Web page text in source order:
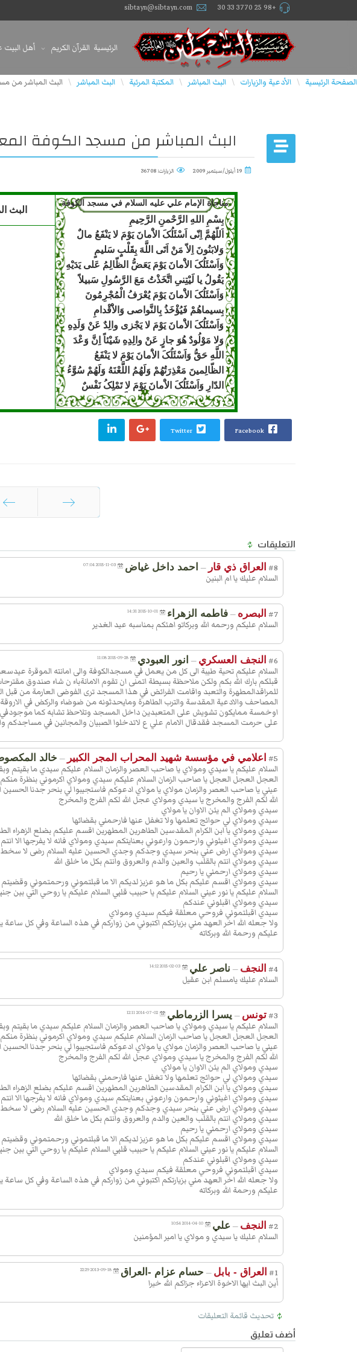
+98 25 3770 33 30
sibtayn@sibtayn.com
الرئيسية القرآن الكريم أهل البيت
الصفحة الرئيسية \ الأدعية والزيارات \ البث المباشر \ المكتبة المرئية \ البث المباشر \ البث المباشر من
البث المباشر من مسجد الكوفة
19 أيلول/سبتمبر 2009 الزيارات: 36708
مناجاة الإمام علي عليه السلام في مسجد الكوفة
بِسْمِ اللهِ الرَّحْمنِ الرَّحِیمِ
اَللّهُمَّ اِنّى اَسْئَلُکَ الاَْمانَ یَوْمَ لا یَنْفَعُ مالٌ
وَلابَنُونَ اِلاّ مَنْ اَتَى اللَّهَ بِقَلْبٍ سَلیمٍ
وَاَسْئَلُکَ الاَْمانَ یَوْمَ یَعَضُّ الظّالِمُ عَلى یَدَیْهِ
یَقُولُ یا لَیْتِنىِ اتَّخَذْتُ مَعَ الرَّسُولِ سَبیلاً
وَاَسْئَلُکَ الاَْمانَ یَوْمَ یُعْرَفُ الْمُجْرِمُونَ
بِسیماهُمْ فَیُؤْخَذُ بِالنَّواصى وَالاَْقْدامِ
وَاَسْئَلُکَ الاَْمانَ یَوْمَ لا یَجْزى والِدٌ عَنْ وَلَدِهِ
وَلا مَوْلُودٌ هُوَ جازٍ عَنْ والِدِهِ شَیْئاً اِنَّ وَعْدَ
اللَّهِ حَقُّ وَاَسْئَلُکَ الاَْمانَ یَوْمَ لا یَنْفَعُ
الظّالِمینَ مَعْذِرَتُهُمْ وَلَهُمُ اللَّعْنَهُ وَلَهُمْ سُوَّءُ
الدّارِ وَاَسْئَلُکَ الاَْمانَ یَوْمَ لا تَمْلِکُ نَفْسٌ
لِنَفْسٍ شَیْئاً وَالاَْمْرُ یَوْمَئِذٍ لِلَّهِ وَاَسْئَلُکَ
الاَْمانَ یَوْمَ یَفِرُّ الْمَرْءُ مِنْ اَخیهِ وَاُمِّهِ وَاَبیهِ
وَصاحِبَتِهِ وَبَنیهِ لِکُلِّ امْرِئٍ مِنْهُمْ یَوْمَئِذٍ
فِى الاَْرْضِ جَمیعاً ثُمَّ یُنْجیهِ کَلاّ اِنَّها لَظى
نَزّاعَهً لِلشَّوى مَوْلاىَ یا مَوْلاىَ اَنْتَ الْمَوْلى
وَاَ نَا الْعَبْدُ وَهَلْ یَرْحَمُ الْعَبْدَ اِلا الْمَوْلى
وَهَلْ یَرْحَمُ الْمَمْلُوکَ اِلا الْمالِکُ مَوْلاىَ یا
مَوْلاىَ اَنْتَ الْعَزیزُ وَاَ نَا الذَّلیلُ وَهَلْ یَرْحَمُ
الذَّلیلَ اِلا الْعَزیزُ مَوْلاىَ یا مَوْلاىَ اَنْتَ
الْخالِقُ وَاَ نَا الْمَخْلُوقُ وَهَلْ یَرْحَمُ الْمَخْلُوقَ
اِلا الْخالِقُ مَوْلاىَ یا مَوْلاىَ اَنْتَ الْعَظیمُ وَاَ
نَا الْحَقیرُ وَهَلْ یَرْحَمُ الْحَقیرَ اِلا الْعَظیمُ
مَوْلاىَ یا مَوْلاىَ اَنْتَ الْقَوِىُّ وَاَ نَا الضَّعیفُ
وَهَلْ یَرْحَمُ الضَّعیفَ اِلا الْقَوِىُّ مَوْلاىَ یا
مَوْلاىَ اَنْتَ الْغَنِىُّ وَاَ نَا الْفَقیرُ وَهَلْ یَرْحَمُ
الْفَقیرَ اِلا الْغَنِىُّ مَوْلاىَ یا مَوْلاىَ اَنْتَ
الْمُعْطى وَاَنَا السّاَّئِلُ وَهَلْ یَرْحَمُ السّاَّئِلَ اِلا
الْمُعْطى مَوْلاىَ یا مَوْلاىَ اَنْتَ الْحَىُّ وَاَ نَا
الْمَیِّتُ وَهَلْ یَرْحَمُ الْمَیِّتَ اِلا الْحَىُّ مَوْلاىَ یا
مَوْلاىَ اَنْتَ الْباقى وَاَ نَا الْفانى وَ هَلْ یَرْحَمُ
الْفانىَ اِلا الْباقى مَوْلاىَ یا مَوْلاىَ اَنْتَ
الدّاَّئِمُ وَاَ نَا الزّاَّئِلُ وَهَلْ یَرْحَمُ الزّآئِلَ اِلا
الدَّّائِمُ مَوْلا ىَ یا مَوْلاىَ اَنْتَ الرّازِقُ وَاَ نَا
الْمَرْزُوقُ وَهَلْ یَرْحَمُ الْمَرْزُوقَ اِلا الرّازِقُ
مَوْلاىَ یا مَوْلاىَ اَنْتَالْجَوادُ وَاَ نَاالْبَخیلُ وَهَلْ
یَرْحَمُ الْبَخیلَ اِلا الْجَوادُ مَوْلاىَ یامَوْلاىَ اَنْتَ
الْمُعافى وَاَ نَا الْمُبْتَلى وَهَلْ یَرْحَمُ الْمُبْتَلى
اِلا الْمُعافى مَوْلاىَ یا مَوْلاىَ اَنْتَ الْکَبیرُ وَاَ
نَا الصَّغیرُ وَهَلْ یَرْحَمُ الصَّغیرَ اِلا الْکَبیرُ
مَوْلاىَ یا مَوْلاىَ اَنْتَ الْهادى وَاَ نَا الضّاَّلُّ
وَهَلْ یَرْحَمُ الضّاَّلَّ اِلا الْهادى مَوْلاىَ
یامَوْلاىَ اَنْتَ الرَّحْمنُ وَاَ نَا الْمَرْحُومُ وَهَلْ
اَنْتَ السُّلْطانُ وَاَ نَا الْمُمْتَحَنُ وَهَلْ یَرْحَمُ
الْمُمْتَحَنَ اِلا السُّلْطانُ مَوْلاىَ یا مَوْلاىَ اَنْتَ
الدَّلیلُ وَاَ نَا الْمُتَحَیِّرُ وَهَلْ یَرْحَمُ الْمُتَحَیِّرَ اِلا
الدَّلیلُ مَوْلاىَ یا مَوْلاىَ اَنْتَ الْغَفُورُ وَاَ نَا
الْمُذْنِبُ وَهَلْ یَرْحَمُ الْمُذْنِبَ اِلا الْغَفُورُ
مَوْلاىَ یا مَوْلاىَ اَنْتَ الْغالِبُ وَاَ نَا الْمَغْلُوبُ
وَهَلْ یَرْحَمُ الْمَغْلُوبَ اِلا الْغالِبُ مَوْلاىَ یا
مَوْلاىَ اَنْتَ الرَّبُّ وَاَ نَا الْمَرْبُوبُ وَهَلْ یَرْحَمُ
الْمَرْبُوبَ اِلا الرَّبُّ مَوْلاىَ یا مَوْلاىَ اَنْتَ
الْمُتَکَبِّرُ وَاَ نَا الْخاشِعُ وَهَلْ یَرْحَمُ الْخاشِعَ اِلا
الْمُتَکَبِّرُ مَوْلاىَ یا مَوْلاىَ اِرْحَمْنى بِرَحْمَتِکَ
وَارْضَ عَنّى بِجُودِکَ وَکَرَمِکَ وَفَضْلِکَ یا
ذَاالْجُودِ وَالاِْحْسانِ وَالطَّوْلِ وَالاِْمْتِنانِ
بِرَحْمَتِکَ یا اَرْحَمَ الرّاحِمینَ
البث
التعليقات
#8 العراق ذي قار — احمد داخل غياض 2015-11-03 07:04
السلام عليك يا ام البنين
#7 البصره — فاطمه الزهراء 2015-10-01 14:31
السلام عليكم ورحمه الله وبركاتو اهئكم بمناسبه عيد الغدير
#6 النجف العسكري — انور العبودي 2015-09-28 11:08
السلام عليكم تحية طيبة الى كل من يعمل في مسجدالكوفة والى امانته الموقرة
قبلكم بارك الله بكم ولكن ملاحظة بسيطة اتمنى ان تقوم الامانةباء ن شاء صندوق
للمراقدالمطهرة والتعبد واقامت الفرائض في هذا المسجد ترى الفوضى العارمة من
المصاحف والادعية المقدسة والترب الطاهرة ومايحدثونه من ضوضاء والركض في
اوخمسة ممايكون تشويش على المتعبدين داخل المسجد وتلاحظ تشابه كما موجودفي
على حرمت المسجد فقدقال الامام علي ع لاتدخلوا الصبيان والمجانين في مساجدكم
#5 اعلامي في مؤسسة شهيد المحراب المجر الكبير — خالد
السلام عليكم يا سيدي ومولاي يا صاحب العصر والزمان السلام عليكم سيدي ما بقيتم
العجل العجل العجل يا صاحب الزمان السلام عليكم سيدي ومولاي اكرموني بنظرة
عيني يا صاحب العصر والزمان مولاي يا مولاي ادعوكم فاستجيبوا لي بنحر جدنا
الله لكم الفرج والمخرج يا سيدي ومولاي عجل الله لكم الفرج والمخرج
سيدي ومولاي الم يئن الاوان يا مولاي
سيدي ومولاي لي حوائج تعلمها ولا تغفل عنها فارحمني بقضائها
سيدي ومولاي يا ابن الكرام المقدسين الطاهرين المطهرين اقسم عليكم بضلع الزهراء
سيدي ومولاي اغيثوني وارحمون وارعوني بعنايتكم سيدي ومولاي فانه لا يفرجها الا انتم
سيدي ومولاي ارض عني بنحر سيدي وجدكم وجدي الحسين عليه السلام رضى لا
سيدي ومولاي انتم بالقلب والعين والدم والعروق وانتم بكل ما خلق الله
سيدي ومولاي ارحمني يا رحيم
سيدي ومولاي اقسم عليكم بكل ما هو عزيز لديكم الا ما قبلتموني ورحمتموني
السلام عليكم يا نور عيني السلام عليكم يا حبيب قلبي السلام عليكم يا روحي التي بين
سيدي ومولاي اقبلوني عندكم
سيدي اقبلتموني فروحي معلقة فيكم سيدي ومولاي
ولا جعله الله اخر العهد مني بزيارتكم اكتبوني من زواركم في هذه الساعة وفي كل ساعة
عليكم ورحمة الله وبركاته
#4 النجف — ناصر علي 2015-02-03 14:12
السلام عليك يامسلم ابن عقيل
#3تونس — يسرا الزرماطي 2014-07-02 12:11
السلام عليكم يا سيدي ومولاي يا صاحب العصر والزمان السلام عليكم سيدي ما بقيتم
العجل العجل العجل يا صاحب الزمان السلام عليكم سيدي ومولاي اكرموني بنظرة
عيني يا صاحب العصر والزمان مولاي يا مولاي ادعوكم فاستجيبوا لي بنحر جدنا
الله لكم الفرج والمخرج يا سيدي ومولاي عجل الله لكم الفرج والمخرج
سيدي ومولاي الم يئن الاوان يا مولاي
سيدي ومولاي لي حوائج تعلمها ولا تغفل عنها فارحمني بقضائها
سيدي ومولاي يا ابن الكرام المقدسين الطاهرين المطهرين اقسم عليكم بضلع الزهراء
سيدي ومولاي اغيثوني وارحمون وارعوني بعنايتكم سيدي ومولاي فانه لا يفرجها الا انتم
سيدي ومولاي ارض عني بنحر سيدي وجدكم وجدي الحسين عليه السلام رضى لا
سيدي ومولاي انتم بالقلب والعين والدم والعروق وانتم بكل ما خلق الله
سيدي ومولاي ارحمني يا رحيم
سيدي ومولاي اقسم عليكم بكل ما هو عزيز لديكم الا ما قبلتموني ورحمتموني
السلام عليكم يا نور عيني السلام عليكم يا حبيب قلبي السلام عليكم يا روحي التي بين
سيدي ومولاي اقبلوني عندكم
سيدي اقبلتموني فروحي معلقة فيكم سيدي ومولاي
ولا جعله الله اخر العهد مني بزيارتكم اكتبوني من زواركم في هذه الساعة وفي كل ساعة
عليكم ورحمة الله وبركاته
#2 النجف — علي 2014-04-10 10:54
السلام عليك يا سيدي و مولاي يا امير المؤمنين
#1 العراق - بابل — حسام عزام -العراق 2013-09-18 22:29
أين البث ايها الاخوة الاعزاء جزاكم الله خيرا
تحديث قائمة التعليقات
أضف تعليق